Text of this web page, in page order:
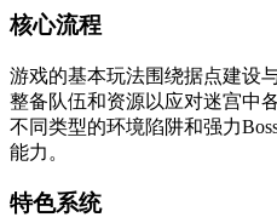
核心流程
游戏的基本玩法围绕据点建设
整备队伍和资源以应对迷宫中
不同类型的环境陷阱和强力
能力。
特色系统